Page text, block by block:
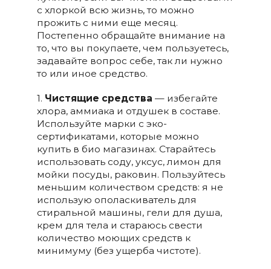
с хлоркой всю жизнь, то можно
прожить с ними еще месяц.
Постепенно обращайте внимание на
то, что вы покупаете, чем пользуетесь,
задавайте вопрос себе, так ли нужно
то или иное средство.
1. Чистящие средства — избегайте
хлора, аммиака и отдушек в составе.
Используйте марки с эко-
сертификатами, которые можно
купить в био магазинах. Старайтесь
использовать соду, уксус, лимон для
мойки посуды, раковин. Пользуйтесь
меньшим количеством средств: я не
использую ополаскиватель для
стиральной машины, гели для душа,
крем для тела и стараюсь свести
количество моющих средств к
минимуму (без ущерба чистоте).